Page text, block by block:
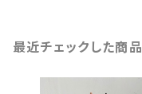
最近チェックした商品